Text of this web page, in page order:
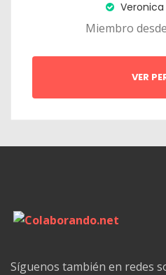
Miembro
VER
Síguenos también en redes